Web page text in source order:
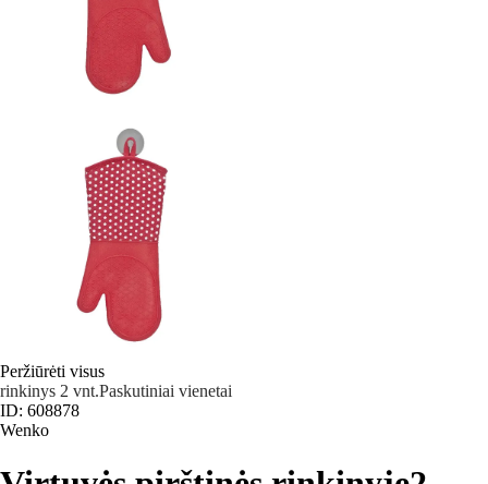
Peržiūrėti visus
rinkinys 2 vnt.Paskutiniai vienetai
ID: 608878
Wenko